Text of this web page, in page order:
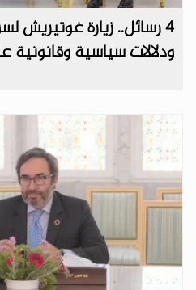
‏4 رسائل.. زيارة غوتيريش
ودلالات سياسية وقانونية